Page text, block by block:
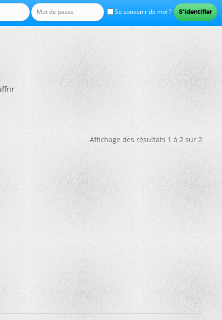
Se souvenir de moi ?
Affichage des résultats 1 à 2 sur 2